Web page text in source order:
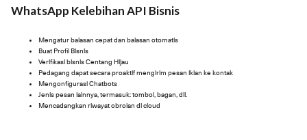
WhatsApp Kelebihan API Bisnis
Mengatur balasan cepat dan balasan otomatis
Buat Profil Bisnis
Verifikasi bisnis Centang Hijau
Pedagang dapat secara proaktif mengirim pesan iklan ke kontak
Mengonfigurasi Chatbots
Jenis pesan lainnya, termasuk: tombol, bagan, dll.
Mencadangkan riwayat obrolan di cloud